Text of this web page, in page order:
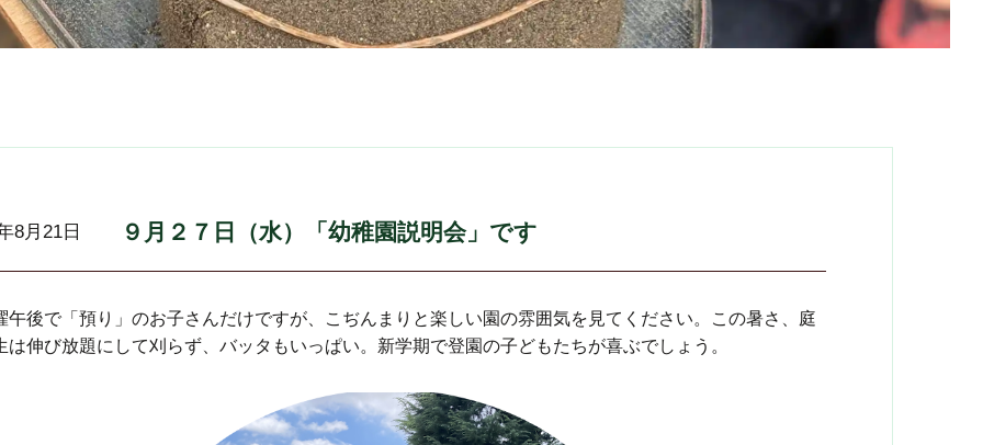
8月21日 ９月２７日（水）「幼稚園説明会」です
後で「預り」のお子さんだけですが、こぢんまりと楽しい園の雰囲気を見てください。この暑さ、庭
は伸び放題にして刈らず、バッタもいっぱい。新学期で登園の子どもたちが喜ぶでしょう。